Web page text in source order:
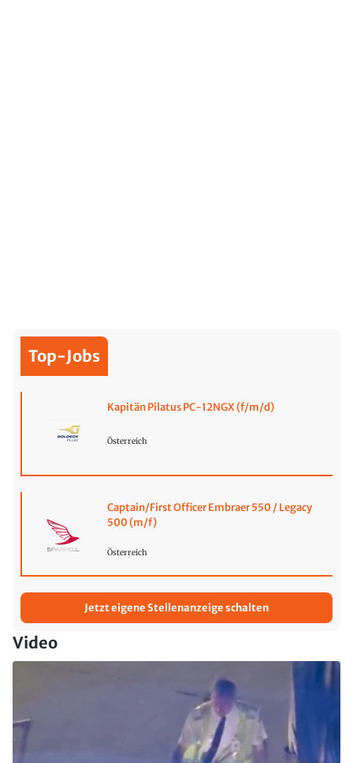
Top-Jobs
Kapitän Pilatus PC-12NGX (f/m/d)
Österreich
Captain/First Officer Embraer 550 / Legacy
500 (m/f)
Österreich
Jetzt eigene Stellenanzeige schalten
Video